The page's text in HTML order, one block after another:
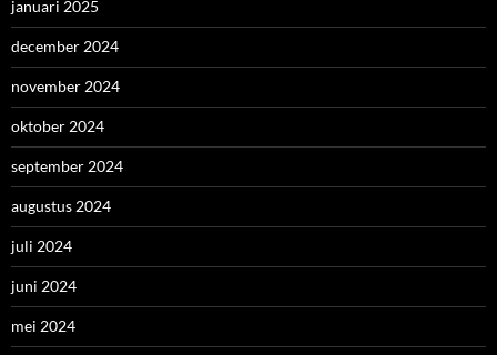
januari 2025
december 2024
november 2024
oktober 2024
september 2024
augustus 2024
juli 2024
juni 2024
mei 2024